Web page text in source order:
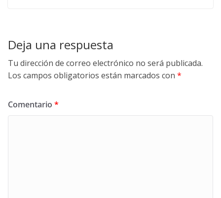
Deja una respuesta
Tu dirección de correo electrónico no será publicada.
Los campos obligatorios están marcados con *
Comentario *